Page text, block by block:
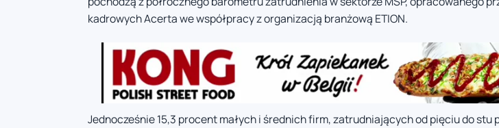
kadrowych Acerta we współpracy z organizacją branżową ETION.
Jednocześnie 15,3 procent małych i średnich firm, zatrudniających od pięciu do stu